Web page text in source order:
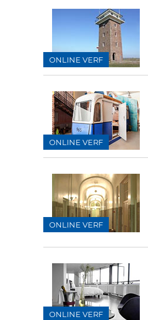
ONLINE VERF
ONLINE VERF
ONLINE VERF
ONLINE VERF